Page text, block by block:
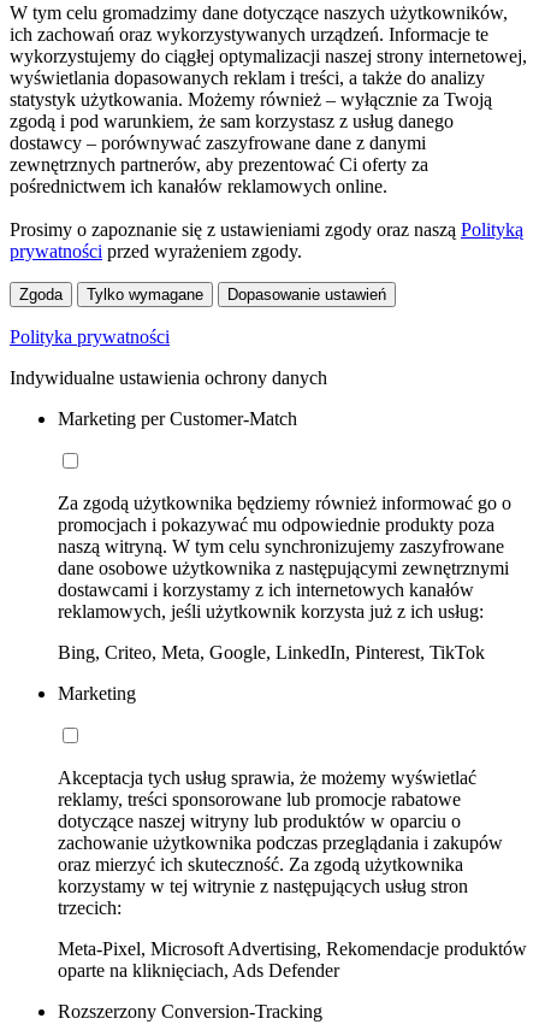
W tym celu gromadzimy dane dotyczące naszych użytkowników,
ich zachowań oraz wykorzystywanych urządzeń. Informacje te
wykorzystujemy do ciągłej optymalizacji naszej strony internetowej,
wyświetlania dopasowanych reklam i treści, a także do analizy
statystyk użytkowania. Możemy również – wyłącznie za Twoją
zgodą i pod warunkiem, że sam korzystasz z usług danego
dostawcy – porównywać zaszyfrowane dane z danymi
zewnętrznych partnerów, aby prezentować Ci oferty za
pośrednictwem ich kanałów reklamowych online.
Prosimy o zapoznanie się z ustawieniami zgody oraz naszą Polityką
prywatności przed wyrażeniem zgody.
Zgoda Tylko wymagane Dopasowanie ustawień
Polityka prywatności
Indywidualne ustawienia ochrony danych
Marketing per Customer-Match
Za zgodą użytkownika będziemy również informować go o
promocjach i pokazywać mu odpowiednie produkty poza
naszą witryną. W tym celu synchronizujemy zaszyfrowane
dane osobowe użytkownika z następującymi zewnętrznymi
dostawcami i korzystamy z ich internetowych kanałów
reklamowych, jeśli użytkownik korzysta już z ich usług:
Bing, Criteo, Meta, Google, LinkedIn, Pinterest, TikTok
Marketing
Akceptacja tych usług sprawia, że możemy wyświetlać
reklamy, treści sponsorowane lub promocje rabatowe
dotyczące naszej witryny lub produktów w oparciu o
zachowanie użytkownika podczas przeglądania i zakupów
oraz mierzyć ich skuteczność. Za zgodą użytkownika
korzystamy w tej witrynie z następujących usług stron
trzecich:
Meta-Pixel, Microsoft Advertising, Rekomendacje produktów
oparte na kliknięciach, Ads Defender
Rozszerzony Conversion-Tracking